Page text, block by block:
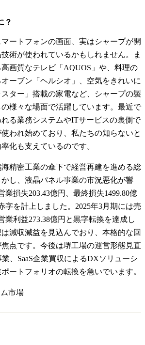
？
ートフォンの画面、実はシャープが開
術が使われているかもしれません。ま
画質なテレビ「AQUOS」や、料理の
ーブン「ヘルシオ」、空気をきれいに
ター」搭載の家電など、シャープの製
様々な場面で活躍しています。最近で
る業務システムやITサービスの裏側で
われ始めており、私たちの知らないと
化も支えているのです。
精密工業の傘下で経営再建を進める総
し、液晶パネル事業の市況悪化が響
業損失203.43億円、最終損失1499.80億
字を計上しました。2025年3月期には売
業利益273.38億円と黒字転換を達成し
減収減益を見込んでおり、本格的な回
点です。今後は堺工場の運営形態見直
、SaaS企業買収によるDXソリューシ
ートフォリオの転換を急いでいます。
市場